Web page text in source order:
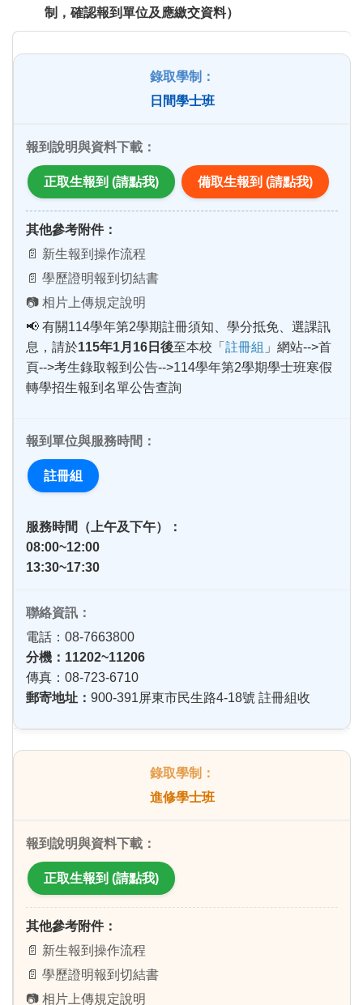
制，確認報到單位及應繳交資料）
日間學士班
正取生報到 (請點我) 備取生報到 (請點我)
其他參考附件：
📄 新生報到操作流程
📄 學歷證明報到切結書
📷 相片上傳規定說明
📢 有關114學年第2學期註冊須知、學分抵免、選課訊
息，請於115年1月16日後至本校「 註冊組 」網站-->首
頁-->考生錄取報到公告-->114學年第2學期學士班寒假
轉學招生報到名單公告查詢
註冊組
服務時間（上午及下午）：
08:00~12:00
13:30~17:30
電話：08-7663800
分機：11202~11206
傳真：08-723-6710
郵寄地址： 900-391屏東市民生路4-18號 註冊組收
進修學士班
正取生報到 (請點我)
其他參考附件：
📄 新生報到操作流程
📄 學歷證明報到切結書
📷 相片上傳規定說明